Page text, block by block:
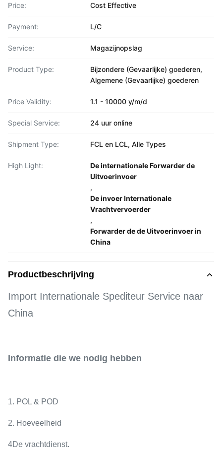
Price: Cost Effective
Payment: L/C
Service: Magazijnopslag
Product Type:
Bijzondere (Gevaarlijke) goederen,
Algemene (Gevaarlijke) goederen
Price Validity: 1.1 - 10000 y/m/d
Special Service: 24 uur online
Shipment Type: FCL en LCL, Alle Types
High Light:
De internationale Forwarder de
Uitvoerinvoer
,
De invoer Internationale
Vrachtvervoerder
,
Forwarder de de Uitvoerinvoer in
China
Productbeschrijving
Import Internationale Spediteur Service naar
China
Informatie die we nodig hebben
1. POL & POD
2. Hoeveelheid
4De vrachtdienst.